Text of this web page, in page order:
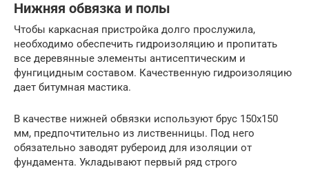
Нижняя обвязка и полы
Чтобы каркасная пристройка долго прослужила,
необходимо обеспечить гидроизоляцию и пропитать
все деревянные элементы антисептическим и
фунгицидным составом. Качественную гидроизоляцию
дает битумная мастика.
В качестве нижней обвязки используют брус 150х150
мм, предпочтительно из лиственницы. Под него
обязательно заводят рубероид для изоляции от
фундамента. Укладывают первый ряд строго